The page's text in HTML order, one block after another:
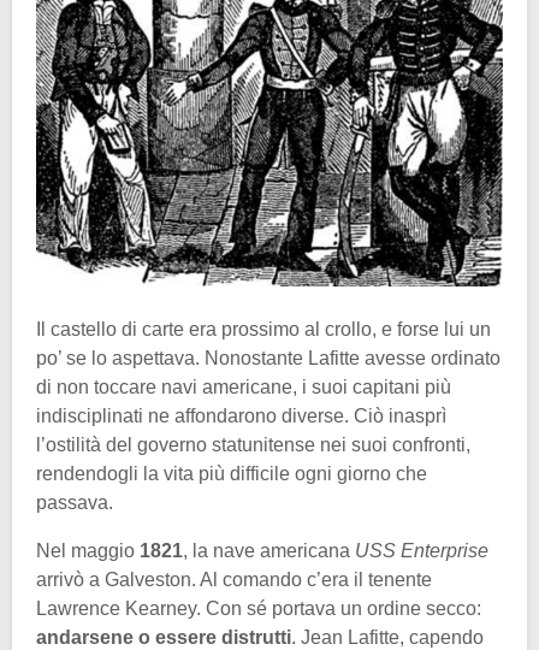
Il castello di carte era prossimo al crollo, e forse lui un
po’ se lo aspettava. Nonostante Lafitte avesse ordinato
di non toccare navi americane, i suoi capitani più
indisciplinati ne affondarono diverse. Ciò inasprì
l’ostilità del governo statunitense nei suoi confronti,
rendendogli la vita più difficile ogni giorno che
passava.
Nel maggio 1821, la nave americana USS Enterprise
arrivò a Galveston. Al comando c’era il tenente
Lawrence Kearney. Con sé portava un ordine secco:
andarsene o essere distrutti. Jean Lafitte, capendo